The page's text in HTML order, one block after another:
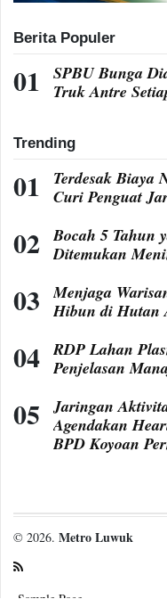
Berita Populer
SPBU Bunga
Truk Antre
Trending
Terdesak
Curi Penguat
Bocah 5 Tahun
Ditemukan
Menjaga
Hibun di Hutan
RDP Lahan
Penjelasan
Jaringan
Agendakan
BPD Koyoan
© 2026. Metro Luwuk